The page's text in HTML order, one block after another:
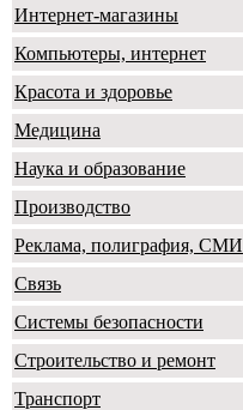
Интернет-магазины
Компьютеры, интернет
Красота и здоровье
Медицина
Наука и образование
Производство
Реклама, полиграфия, СМИ
Связь
Системы безопасности
Строительство и ремонт
Транспорт